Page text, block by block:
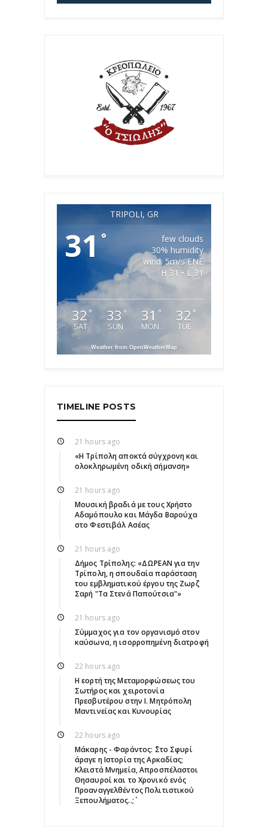
TRIPOLI, GR
31°
few clouds
30% humidity
wind: 5m/s ENE
H 31 • L 31
32 °
SAT
33 °
SUN
31 °
MON
32 °
TUE
Weather from OpenWeatherMap
TIMELINE POSTS
21 hours ago
«Η Τρίπολη αποκτά σύγχρονη και
ολοκληρωμένη οδική σήμανση»
21 hours ago
Μουσική βραδιά με τους Χρήστο
Αδαμόπουλο και Μάγδα Βαρούχα
στο Φεστιβάλ Ασέας
21 hours ago
Δήμος Τρίπολης: «ΔΩΡΕΑΝ για την
Τρίπολη, η σπουδαία παράσταση
του εμβληματικού έργου της Ζωρζ
Σαρή "Τα Στενά Παπούτσια"»
21 hours ago
Σύμμαχος για τον οργανισμό στον
καύσωνα, η ισορροπημένη διατροφή
22 hours ago
Η εορτή της Μεταμορφώσεως του
Σωτήρος και χειροτονία
Πρεσβυτέρου στην Ι. Μητρόπολη
Μαντινείας και Κυνουρίας
22 hours ago
Μάκαρης - Φαράντος: ΄΄Στο Σφυρί
άραγε η Ιστορία της Αρκαδίας;
Κλειστά Μνημεία, Απροσπέλαστοι
Θησαυροί και το Χρονικό ενός
Προαναγγελθέντος Πολιτιστικού
Ξεπουλήματος..;΄΄